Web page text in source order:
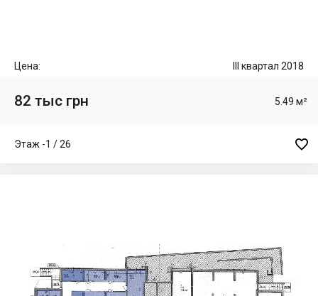
Цена: III квартал 2018
82 тыс грн 5.49 м²
Этаж -1 / 26 